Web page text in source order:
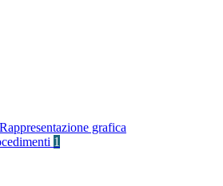
Rappresentazione grafica
1